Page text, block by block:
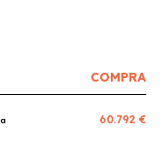
COMPRA
60.792 €